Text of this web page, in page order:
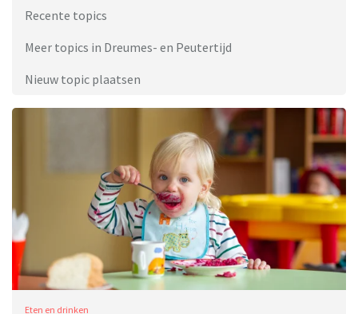
Recente topics
Meer topics in Dreumes- en Peutertijd
Nieuw topic plaatsen
Eten en drinken